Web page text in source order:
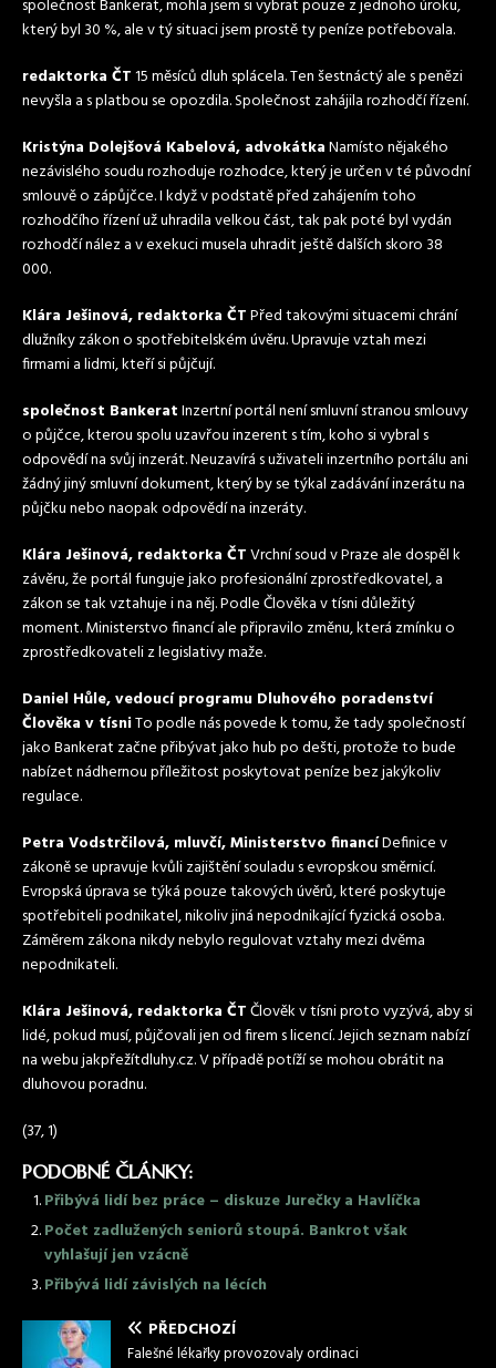
společnost Bankerat, mohla jsem si vybrat pouze z jednoho úroku,
který byl 30 %, ale v tý situaci jsem prostě ty peníze potřebovala.
redaktorka ČT15 měsíců dluh splácela. Ten šestnáctý ale s penězi
nevyšla a s platbou se opozdila. Společnost zahájila rozhodčí řízení.
Kristýna Dolejšová Kabelová, advokátkaNamísto nějakého
nezávislého soudu rozhoduje rozhodce, který je určen v té původní
smlouvě o zápůjčce. I když v podstatě před zahájením toho
rozhodčího řízení už uhradila velkou část, tak pak poté byl vydán
rozhodčí nález a v exekuci musela uhradit ještě dalších skoro 38
000.
Klára Ješinová, redaktorka ČTPřed takovými situacemi chrání
dlužníky zákon o spotřebitelském úvěru. Upravuje vztah mezi
firmami a lidmi, kteří si půjčují.
společnost BankeratInzertní portál není smluvní stranou smlouvy
o půjčce, kterou spolu uzavřou inzerent s tím, koho si vybral s
odpovědí na svůj inzerát. Neuzavírá s uživateli inzertního portálu ani
žádný jiný smluvní dokument, který by se týkal zadávání inzerátu na
půjčku nebo naopak odpovědí na inzeráty.
Klára Ješinová, redaktorka ČTVrchní soud v Praze ale dospěl k
závěru, že portál funguje jako profesionální zprostředkovatel, a
zákon se tak vztahuje i na něj. Podle Člověka v tísni důležitý
moment. Ministerstvo financí ale připravilo změnu, která zmínku o
zprostředkovateli z legislativy maže.
Daniel Hůle, vedoucí programu Dluhového poradenství
Člověka v tísniTo podle nás povede k tomu, že tady společností
jako Bankerat začne přibývat jako hub po dešti, protože to bude
nabízet nádhernou příležitost poskytovat peníze bez jakýkoliv
regulace.
Petra Vodstrčilová, mluvčí, Ministerstvo financíDefinice v
zákoně se upravuje kvůli zajištění souladu s evropskou směrnicí.
Evropská úprava se týká pouze takových úvěrů, které poskytuje
spotřebiteli podnikatel, nikoliv jiná nepodnikající fyzická osoba.
Záměrem zákona nikdy nebylo regulovat vztahy mezi dvěma
nepodnikateli.
Klára Ješinová, redaktorka ČTČlověk v tísni proto vyzývá, aby si
lidé, pokud musí, půjčovali jen od firem s licencí. Jejich seznam nabízí
na webu jakpřežítdluhy.cz. V případě potíží se mohou obrátit na
dluhovou poradnu.
(37, 1)
PODOBNÉ ČLÁNKY:
Přibývá lidí bez práce – diskuze Jurečky a Havlíčka
Počet zadlužených seniorů stoupá. Bankrot však
vyhlašují jen vzácně
Přibývá lidí závislých na lécích
PŘEDCHOZÍ
Falešné lékařky provozovaly ordinaci